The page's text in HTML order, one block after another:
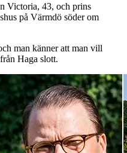
Victoria, 43, och prins
på Värmdö söder om
man känner att man vill
Haga slott.